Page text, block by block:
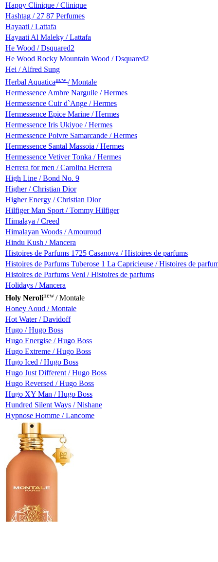
Happy Clinique / Clinique
Hashtag / 27 87 Perfumes
Hayaati / Lattafa
Hayaati Al Maleky / Lattafa
He Wood / Dsquared2
He Wood Rocky Mountain Wood / Dsquared2
Hei / Alfred Sung
Herbal Aquaticanew/ Montale
Hermessence Ambre Narguile / Hermes
Hermessence Cuir d`Ange / Hermes
Hermessence Epice Marine / Hermes
Hermessence Iris Ukiyoe / Hermes
Hermessence Poivre Samarcande / Hermes
Hermessence Santal Massoia / Hermes
Hermessence Vetiver Tonka / Hermes
Herrera for men / Carolina Herrera
High Line / Bond No. 9
Higher / Christian Dior
Higher Energy / Christian Dior
Hilfiger Man Sport / Tommy Hilfiger
Himalaya / Creed
Himalayan Woods / Amouroud
Hindu Kush / Mancera
Histoires de Parfums 1725 Casanova / Histoires de parfums
Histoires de Parfums Tuberose 1 La Capricieuse / Histoires de
Histoires de Parfums Veni / Histoires de parfums
Holidays / Mancera
Holy Nerolinew/ Montale
Honey Aoud / Montale
Hot Water / Davidoff
Hugo / Hugo Boss
Hugo Energise / Hugo Boss
Hugo Extreme / Hugo Boss
Hugo Iced / Hugo Boss
Hugo Just Different / Hugo Boss
Hugo Reversed / Hugo Boss
Hugo XY Man / Hugo Boss
Hundred Silent Ways / Nishane
Hypnose Homme / Lancome